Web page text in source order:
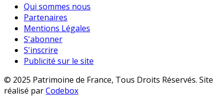
Qui sommes nous
Partenaires
Mentions Légales
S'abonner
S'inscrire
Publicité sur le site
© 2025 Patrimoine de France, Tous Droits Réservés. Site
réalisé parCodebox